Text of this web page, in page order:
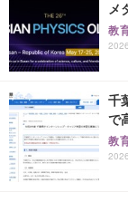
メ
教
千
で
教